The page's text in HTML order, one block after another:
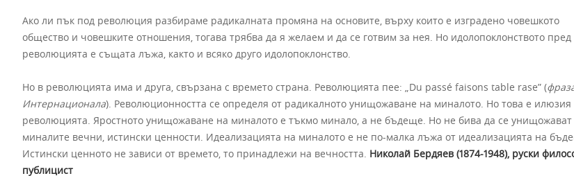
Ако ли пък под революция разбираме радикалната промяна на основите, върху които е изградено човешкото
общество и човешките отношения, тогава трябва да я желаем и да се готвим за нея. Но идолопоклонството пред
революцията е същата лъжа, както и всяко друго идолопоклонство.
Но в революцията има и друга, свързана с времето страна. Революцията пее: „Du passé faisons table rase” (
Интернационала). Революционността се определя от радикалното унищожаване на миналото. Но това е илюзия
революцията. Яростното унищожаване на миналото е тъкмо минало, а не бъдеще. Но не бива да се унищожават
миналите вечни, истински ценности. Идеализацията на миналото е не по-малка лъжа от идеализацията на
Истински ценното не зависи от времето, то принадлежи на вечността. Николай Бердяев (1874-1948), руски
публицист